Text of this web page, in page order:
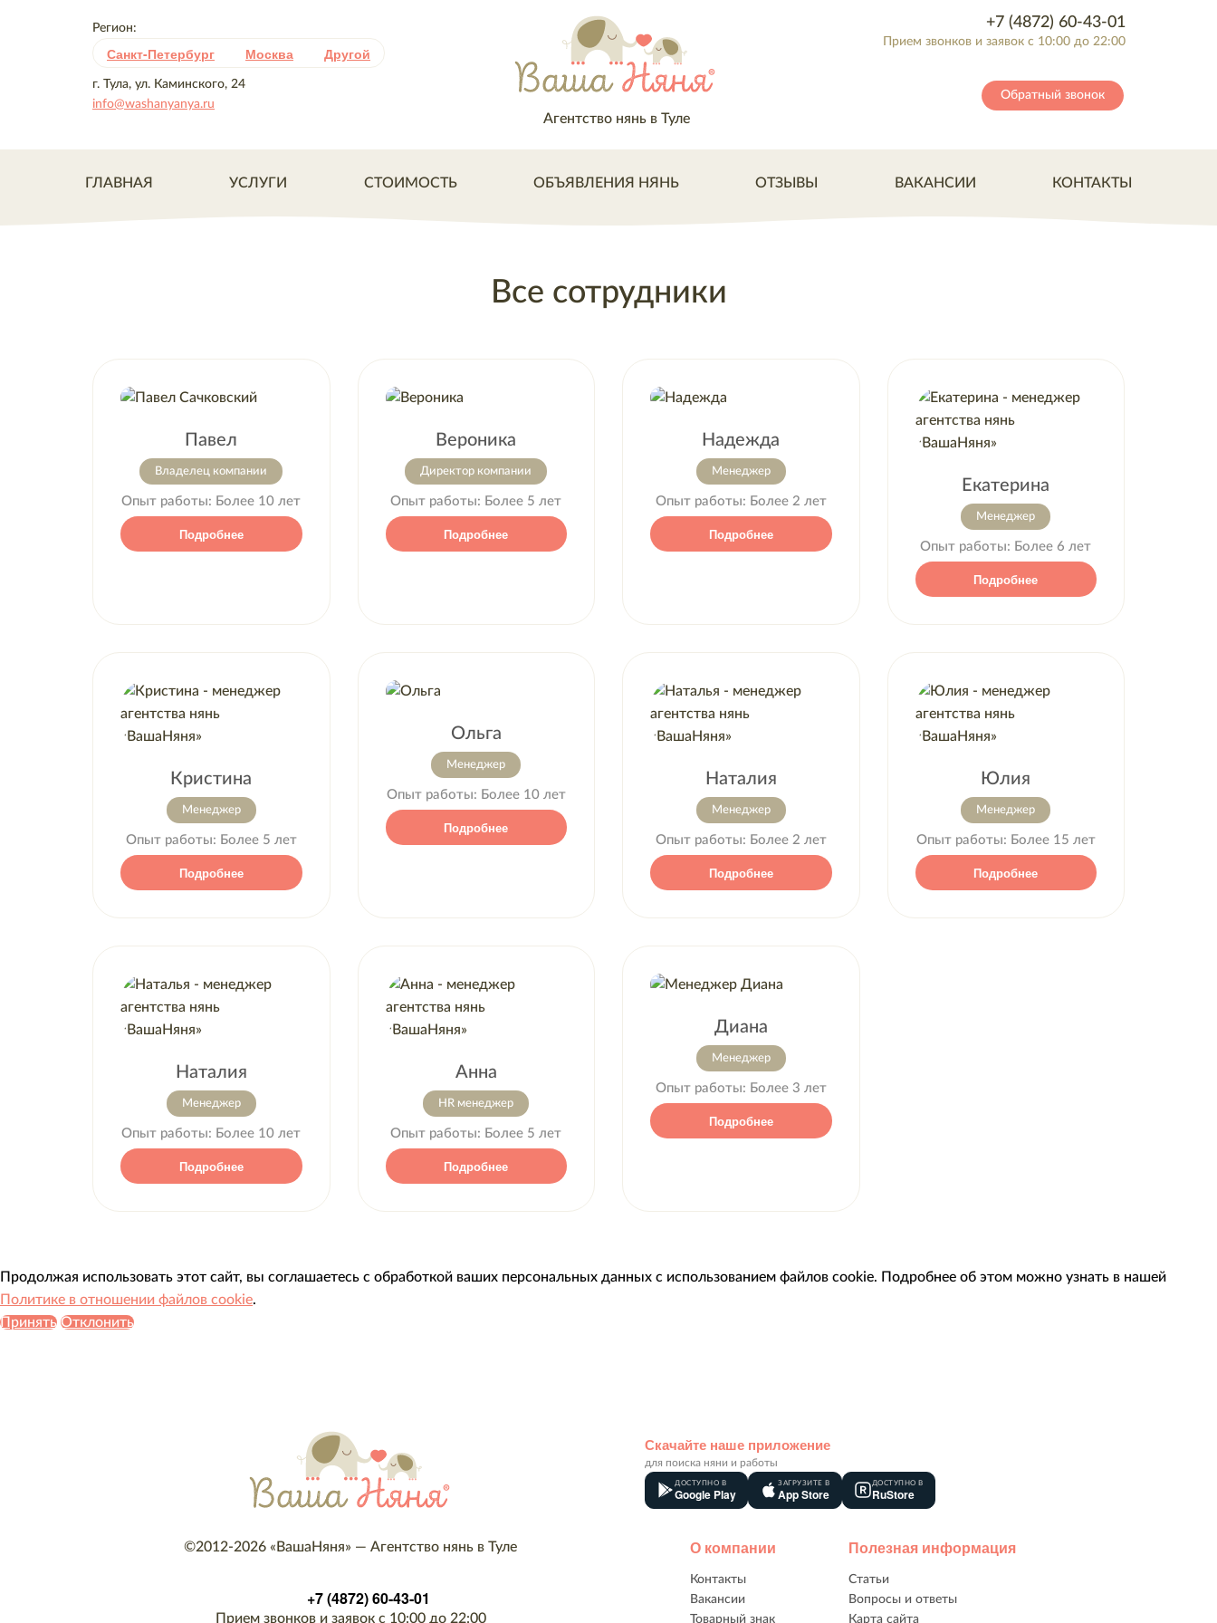
г. Тула, ул. Каминского, 24
info@washanyanya.ru
Агентство нянь в Туле
+7 (4872) 60-43-01
Прием звонков и заявок с 10:00 до 22:00
Обратный звонок
Регион:
Санкт-Петербург Москва Другой
ГЛАВНАЯ УСЛУГИ СТОИМОСТЬ ОБЪЯВЛЕНИЯ НЯНЬ ОТЗЫВЫ ВАКАНСИИ КОНТАКТЫ
Все сотрудники
Павел
Владелец компании
Опыт работы: Более 10 лет
Подробнее
Вероника
Директор компании
Опыт работы: Более 5 лет
Подробнее
Надежда
Менеджер
Опыт работы: Более 2 лет
Подробнее
Екатерина
Менеджер
Опыт работы: Более 6 лет
Подробнее
Кристина
Менеджер
Опыт работы: Более 5 лет
Подробнее
Ольга
Менеджер
Опыт работы: Более 10 лет
Подробнее
Наталия
Менеджер
Опыт работы: Более 2 лет
Подробнее
Юлия
Менеджер
Опыт работы: Более 15 лет
Подробнее
Наталия
Менеджер
Опыт работы: Более 10 лет
Подробнее
Анна
HR менеджер
Опыт работы: Более 5 лет
Подробнее
Диана
Менеджер
Опыт работы: Более 3 лет
Подробнее
©2012-2026 «ВашаНяня» — Агентство нянь в Туле
+7 (4872) 60-43-01
Прием звонков и заявок с 10:00 до 22:00
Скачайте наше приложение
для поиска няни и работы
ДОСТУПНО В
Google Play
ЗАГРУЗИТЕ В
App Store
ДОСТУПНО В
RuStore
О компании
Контакты
Вакансии
Товарный знак
Полезная информация
Статьи
Вопросы и ответы
Карта сайта
Продолжая использовать этот сайт, вы соглашаетесь с обработкой ваших персональных данных с использованием файлов cookie. Подробнее об этом можно узнать в нашей
Политике в отношении файлов cookie.
Принять Отклонить